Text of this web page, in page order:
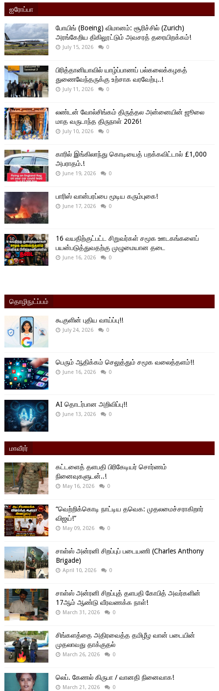
ஐரோப்பா
போயிங் (Boeing) விமானம்: சூரிச்சில் (Zurich)
அரங்கேறிய திகிலூட்டும் அவசரத் தரையிறக்கம்!
July 15, 2026 0
பிரித்தானியாவில் யாழ்ப்பாணப் பல்கலைக்கழகத்
துணைவேந்தருக்கு உற்சாக வரவேற்பு..!
July 11, 2026 0
லண்டன் வோல்சிங்கம் திருத்தல அன்னையின் ஜூலை
மாத வருடாந்த திருநாள் 2026!
July 10, 2026 0
காரில் இங்கிலாந்து கொடியைத் பறக்கவிட்டால் £1,000
அபராதம்.!
June 19, 2026 0
பாரிஸ் வான்பரப்பை மூடிய கரும்புகை!
June 17, 2026 0
16 வயதிற்குட்பட்ட சிறுவர்கள் சமூக ஊடகங்களைப்
பயன்படுத்துவதற்கு முழுமையான தடை
June 16, 2026 0
தொழிநுட்ப்பம்
கூகுளின் புதிய வாய்ப்பு!!
July 24, 2026 0
பெரும் ஆதிக்கம் செலுத்தும் சமூக வலைத்தளம்!!
June 16, 2026 0
AI தொடர்பான அறிவிப்பு!!
June 13, 2026 0
மாவீரர்
கட்டளைத் தளபதி பிரிகேடியர் சொர்ணம்
நினைவுகளுடன்..!
May 16, 2026 0
“வெற்றிக்கொடி நாட்டிய தவெக: முதலமைச்சராகிறார்
விஜய்!”
May 09, 2026 0
சாள்ஸ் அன்ரனி சிறப்புப் படையணி (Charles Anthony
Brigade)
April 10, 2026 0
சாள்ஸ் அன்ரனி சிறப்புத் தளபதி கோபித் அவர்களின்
17ஆம் ஆண்டு வீரவணக்க நாள்!
March 31, 2026 0
சிங்களத்தை அதிரவைத்த தமிழீழ வான் படையின்
முதலாவது தாக்குதல்
March 26, 2026 0
லெப். கேணல் கிருபா / வானதி நினைவாக!
March 21, 2026 0